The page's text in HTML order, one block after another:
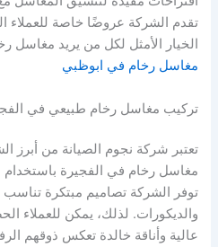
تقدم الشركة عروضًا خاصة للعملاء
الخيار الأمثل لكل من يريد مغاسل
مغاسل رخام في ابوظبي
تركيب مغاسل رخام طبيعي في
تعتبر شركة نجوم الصيانة من
مغاسل رخام في الفجيرة باستخدام
توفر الشركة تصاميم مبتكرة
والديكورات. لذلك، يمكن
عالية وأناقة خالدة تعكس ذوقهم